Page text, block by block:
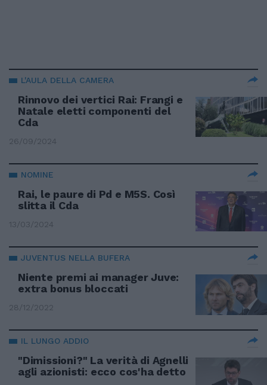
L'AULA DELLA CAMERA
Rinnovo dei vertici Rai: Frangi e
Natale eletti componenti del
Cda
26/09/2024
NOMINE
Rai, le paure di Pd e M5S. Così
slitta il Cda
13/03/2024
JUVENTUS NELLA BUFERA
Niente premi ai manager Juve:
extra bonus bloccati
28/12/2022
IL LUNGO ADDIO
"Dimissioni?" La verità di Agnelli
agli azionisti: ecco cos'ha detto